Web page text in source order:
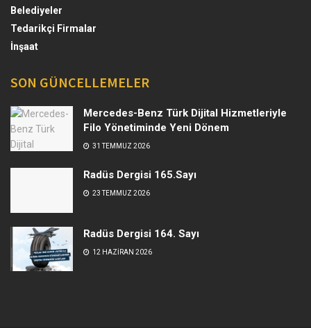
Belediyeler
Tedarikçi Firmalar
İnşaat
SON GÜNCELLEMELER
Mercedes-Benz Türk Dijital Hizmetleriyle
Filo Yönetiminde Yeni Dönem
31 TEMMUZ 2026
Radüs Dergisi 165.Sayı
23 TEMMUZ 2026
Radüs Dergisi 164. Sayı
12 HAZIRAN 2026